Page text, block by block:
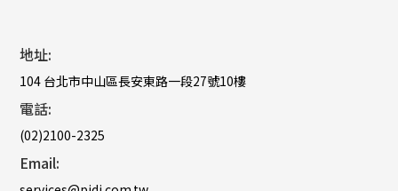
地址:
104 台北市中山區長安東路一段27號10樓
電話:
(02)2100-2325
Email: